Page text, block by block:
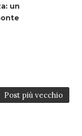
un
Post più vecchio